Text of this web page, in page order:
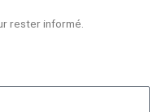
rester informé.